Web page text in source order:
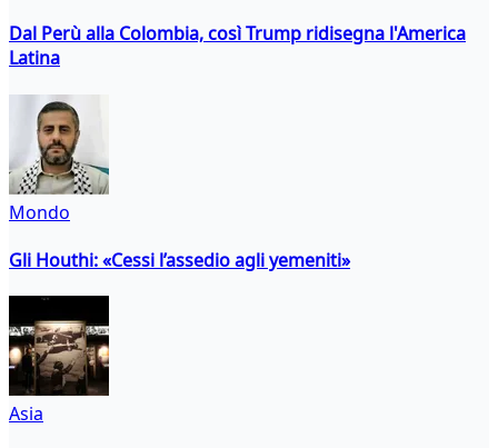
Dal Perù alla Colombia, così Trump ridisegna l'America
Latina
Mondo
Gli Houthi: «Cessi l’assedio agli yemeniti»
Asia